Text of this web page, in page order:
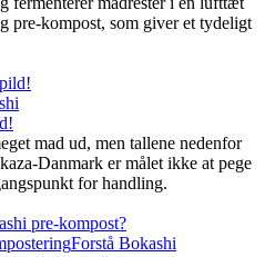
pre-kompost, som giver et tydeligt
mad ud, men tallene nedenfor
Danmark er målet ikke at pege
for handling.
Forstå Bokashi